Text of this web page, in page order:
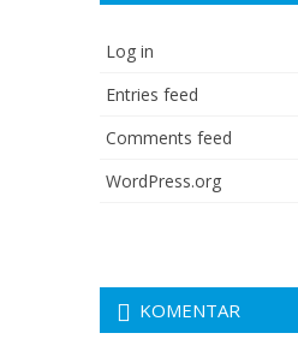
Log in
Entries feed
Comments feed
WordPress.org
KOMENTAR